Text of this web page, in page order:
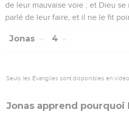
de leur mauvaise voie ; et Dieu
parlé de leur faire, et il ne le fit
Jonas 4
Seuls les Évangiles sont disponibles en
Jonas apprend pourquoi